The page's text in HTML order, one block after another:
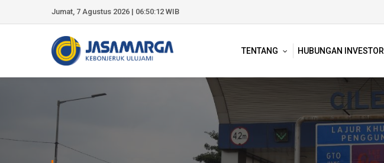
Jumat, 7 Agustus 2026 | 06:50:13 WIB
TENTANG HUBUNGAN INVESTOR